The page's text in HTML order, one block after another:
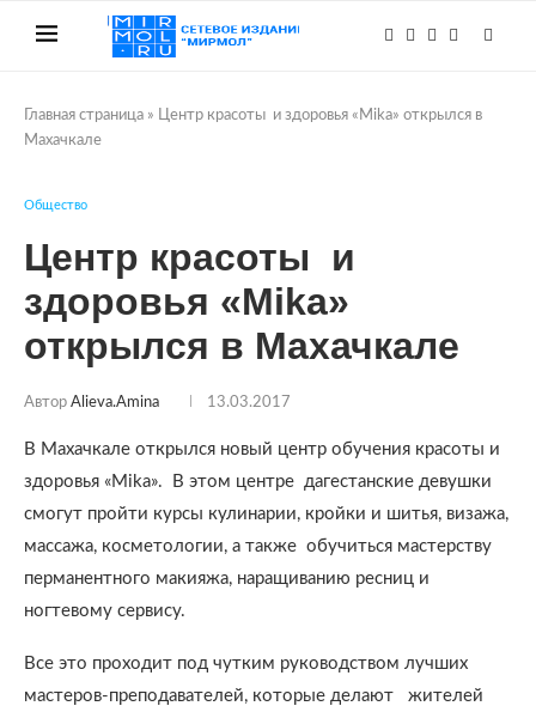
Главная страница » Центр красоты и здоровья «Mika» открылся в
Махачкале
Общество
Центр красоты и
здоровья «Mika»
открылся в Махачкале
Автор Alieva.amina 13.03.2017
В Махачкале открылся новый центр обучения красоты и
здоровья «Mika». В этом центре дагестанские девушки
смогут пройти курсы кулинарии, кройки и шитья, визажа,
массажа, косметологии, а также обучиться мастерству
перманентного макияжа, наращиванию ресниц и
ногтевому сервису.
Все это проходит под чутким руководством лучших
мастеров-преподавателей, которые делают жителей